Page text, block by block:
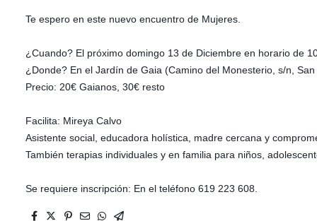
Te espero en este nuevo encuentro de Mujeres.
¿Cuando? El próximo domingo 13 de Diciembre en horario de
¿Donde? En el Jardín de Gaia (Camino del Monesterio, s/n,
Precio: 20€ Gaianos, 30€ resto
Facilita: Mireya Calvo
Asistente social, educadora holística, madre cercana y
También terapias individuales y en familia para niños,
Se requiere inscripción: En el teléfono 619 223 608.